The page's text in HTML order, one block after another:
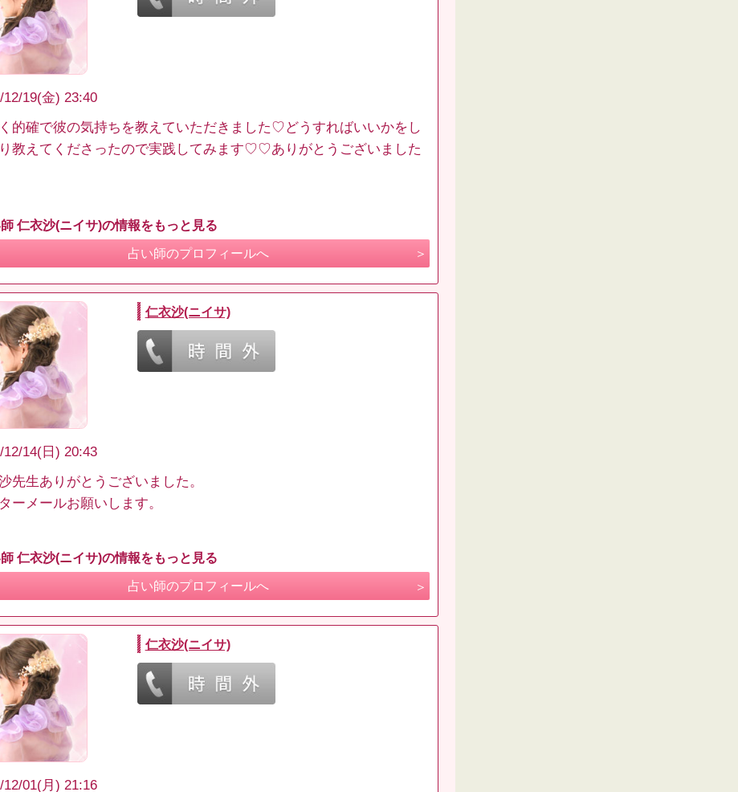
12/19(金) 23:40
的確で彼の気持ちを教えていただきました♡どうすればいいかをし
教えてくださったので実践してみます♡♡ありがとうございました
仁衣沙(ニイサ)の情報をもっと見る
占い師のプロフィールへ
仁衣沙(ニイサ)
12/14(日) 20:43
先生ありがとうございました。
ーメールお願いします。
仁衣沙(ニイサ)の情報をもっと見る
占い師のプロフィールへ
仁衣沙(ニイサ)
12/01(月) 21:16